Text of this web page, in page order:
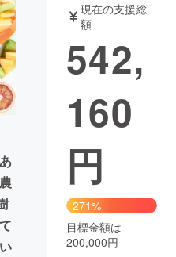
ット
書籍・雑誌
チャレンジ
化
CAMPFIRE Creation
machi-ya コミュニティ
現在の支援総
額
542,
160
円
271%
目標金額は
200,000円